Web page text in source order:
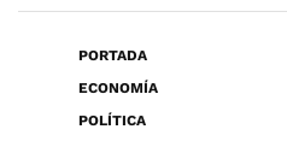
PORTADA
ECONOMÍA
POLÍTICA